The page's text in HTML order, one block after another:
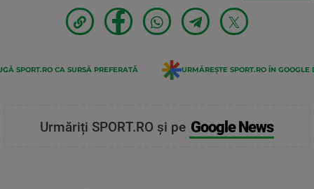
SPORT.RO CA SURSĂ PREFERATĂ URMĂREȘTE SPORT.RO ÎN GOOGLE
Urmăriți SPORT.RO și pe Google News